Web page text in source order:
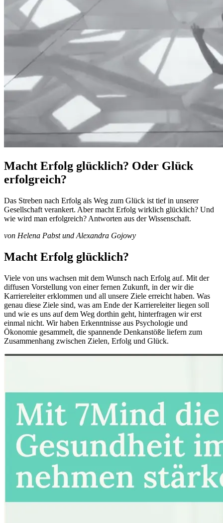
Macht Erfolg glücklich? Oder Glück
erfolgreich?
Das Streben nach Erfolg als Weg zum Glück ist tief in unserer
Gesellschaft verankert. Aber macht Erfolg wirklich glücklich? Und
wie wird man erfolgreich? Antworten aus der Wissenschaft.
von Helena Pabst und Alexandra Gojowy
Macht Erfolg glücklich?
Viele von uns wachsen mit dem Wunsch nach Erfolg auf. Mit der
diffusen Vorstellung von einer fernen Zukunft, in der wir die
Karriereleiter erklommen und all unsere Ziele erreicht haben. Was
genau diese Ziele sind, was am Ende der Karriereleiter liegen soll
und wie es uns auf dem Weg dorthin geht, hinterfragen wir erst
einmal nicht. Wir haben Erkenntnisse aus Psychologie und
Ökonomie gesammelt, die spannende Denkanstöße liefern zum
Zusammenhang zwischen Zielen, Erfolg und Glück.